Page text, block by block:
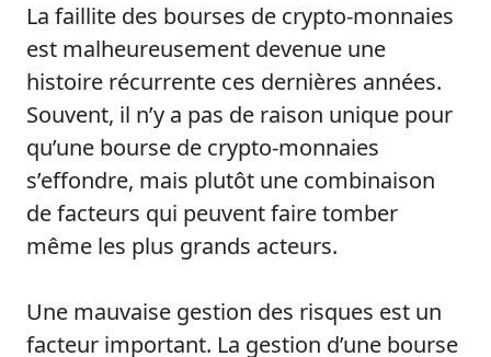
La faillite des bourses de crypto-monnaies
est malheureusement devenue une
histoire récurrente ces dernières années.
Souvent, il n’y a pas de raison unique pour
qu’une bourse de crypto-monnaies
s’effondre, mais plutôt une combinaison
de facteurs qui peuvent faire tomber
même les plus grands acteurs.
Une mauvaise gestion des risques est un
facteur important. La gestion d’une bourse